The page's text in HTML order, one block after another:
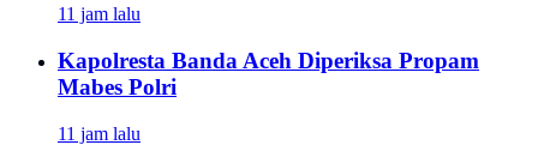
11 jam lalu
Kapolresta Banda Aceh Diperiksa Propam
Mabes Polri
11 jam lalu